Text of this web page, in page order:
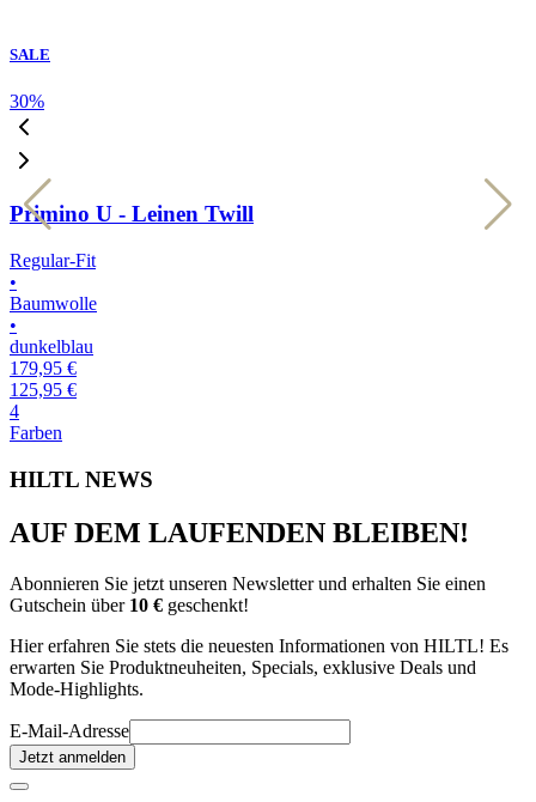
SALE
30%
Primino U - Leinen Twill
Regular-Fit
•
Baumwolle
•
dunkelblau
179,95 €
125,95 €
4
Farben
HILTL NEWS
AUF DEM LAUFENDEN BLEIBEN!
Abonnieren Sie jetzt unseren Newsletter und erhalten Sie einen
Gutschein über 10 € geschenkt!
Hier erfahren Sie stets die neuesten Informationen von HILTL! Es
erwarten Sie Produktneuheiten, Specials, exklusive Deals und
Mode-Highlights.
E-Mail-Adresse
Jetzt anmelden